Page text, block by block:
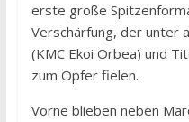
erste große
Verschärfung, der unter
(KMC Ekoi Orbea) und
zum Opfer fielen.
Vorne blieben neben